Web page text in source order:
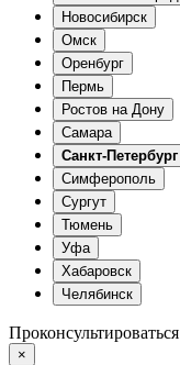
Новосибирск
Омск
Оренбург
Пермь
Ростов на Дону
Самара
Санкт-Петербург
Симферополь
Сургут
Тюмень
Уфа
Хабаровск
Челябинск
Проконсультироваться
×